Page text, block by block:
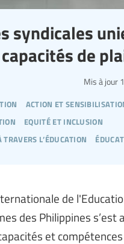
syndicales
de
action et
equité et inclusion
travers l’éducation
Mis à jour
de
des Philippines
et